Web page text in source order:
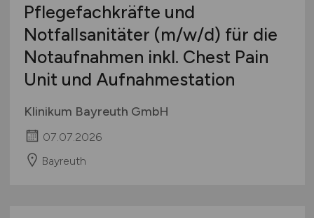
Pflegefachkräfte und
Notfallsanitäter (m/w/d) für die
Notaufnahmen inkl. Chest Pain
Unit und Aufnahmestation
Klinikum Bayreuth GmbH
07.07.2026
Bayreuth